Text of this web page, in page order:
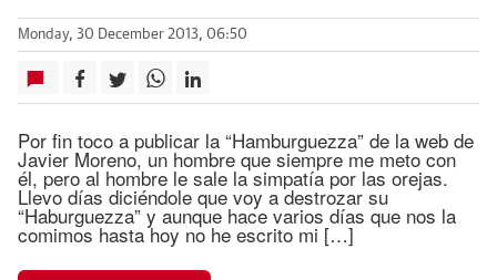
Monday, 30 December 2013, 06:50
Por fin toco a publicar la “Hamburguezza” de la web de
Javier Moreno, un hombre que siempre me meto con
él, pero al hombre le sale la simpatía por las orejas.
Llevo días diciéndole que voy a destrozar su
“Haburguezza” y aunque hace varios días que nos la
comimos hasta hoy no he escrito mi […]